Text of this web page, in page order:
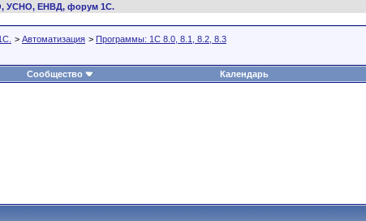
УСНО, ЕНВД, форум 1С.
> Автоматизация > Программы: 1C 8.0, 8.1, 8.2, 8.3
Сообщество Календарь